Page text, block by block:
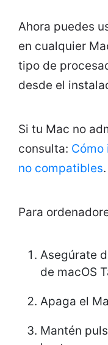
Ahora puedes
en cualquier
tipo de
desde el
Si tu Mac no
consulta: Cómo
no compatibles.
Para
Asegúrate
de macOS
Apaga el
Mantén